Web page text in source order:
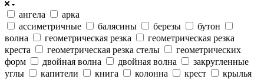
ангела
арка
ассиметричные
балясины березы
бутон
волна
геометрическая резка
геометрическая резка
креста
геометрическая резка стелы
геометрических
форм
двойная волна двойная волна
закругленные
углы
капители книга колонна крест
крылья